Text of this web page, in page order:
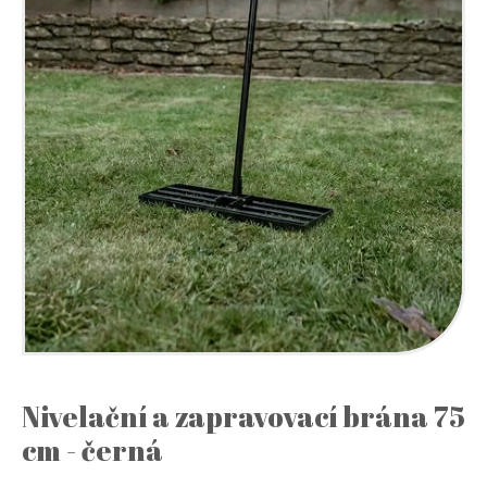
Nivelační a zapravovací brána 75
cm - černá